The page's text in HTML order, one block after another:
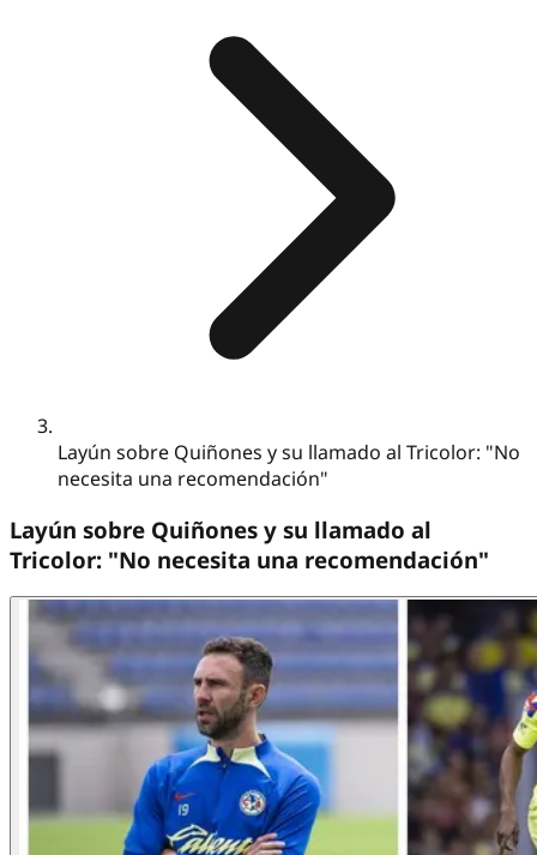
Layún sobre Quiñones y su llamado al Tricolor: "No
necesita una recomendación"
Layún sobre Quiñones y su llamado al
Tricolor: "No necesita una recomendación"